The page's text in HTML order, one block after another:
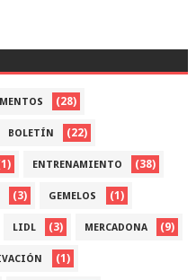
(28)
BOLETÍN (22)
ENTRENAMIENTO (38)
(3) GEMELOS (1)
LIDL (3) MERCADONA (9)
(1)